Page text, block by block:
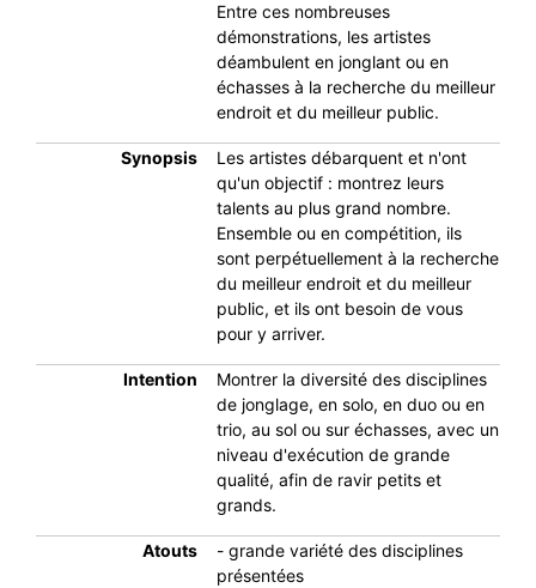
Entre ces nombreuses
démonstrations, les artistes
déambulent en jonglant ou en
échasses à la recherche du meilleur
endroit et du meilleur public.
Synopsis
Les artistes débarquent et n'ont
qu'un objectif : montrez leurs
talents au plus grand nombre.
Ensemble ou en compétition, ils
sont perpétuellement à la recherche
du meilleur endroit et du meilleur
public, et ils ont besoin de vous
pour y arriver.
Intention
Montrer la diversité des disciplines
de jonglage, en solo, en duo ou en
trio, au sol ou sur échasses, avec un
niveau d'exécution de grande
qualité, afin de ravir petits et
grands.
Atouts
- grande variété des disciplines
présentées